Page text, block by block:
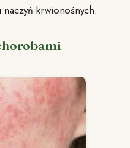
krwionośnych.